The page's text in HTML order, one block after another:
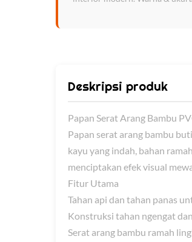
Deskripsi produk
Papan Serat Arang Bambu
Papan serat arang bambu
kayu yang indah, bahan
menciptakan efek visual
Fitur Utama
Tahan api dan tahan panas
Konstruksi tahan ngengat
Serat arang bambu ramah